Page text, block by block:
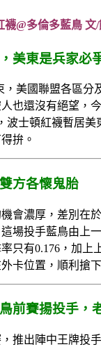
襪@多倫多藍鳥 文
美東是兵家必
，美國聯盟各區
也還沒有絕望，
波士頓紅襪暫居
拚。
方各懷鬼胎
會濃厚，差別在
場投手藍鳥由上
只有0.176，加
卡位置，順利搶
前賽揚投手，
推出陣中王牌投